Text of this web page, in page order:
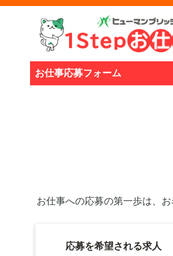
お仕事応募フォーム
お仕事への応募の第一歩は、
応募を希望される求人